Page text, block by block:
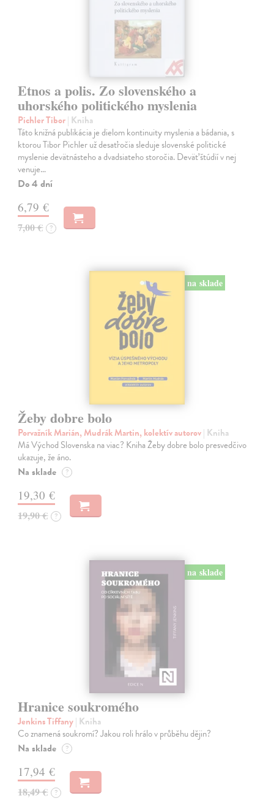
Etnos a polis. Zo slovenského a
uhorského politického myslenia
Pichler Tibor| Kniha
Táto knižná publikácia je dielom kontinuity myslenia a bádania, s
ktorou Tibor Pichler už desaťročia sleduje slovenské politické
myslenie devätnásteho a dvadsiateho storočia. Deväť štúdií v nej
venuje…
Do 4 dní
6,79 €
7,00 € ?
na sklade
Žeby dobre bolo
Porvažník Marián, Mudrák Martin, kolektív autorov| Kniha
Má Východ Slovenska na viac? Kniha Žeby dobre bolo presvedčivo
ukazuje, že áno.
Na sklade ?
19,30 €
19,90 € ?
na sklade
Hranice soukromého
Jenkins Tiffany| Kniha
Co znamená soukromí? Jakou roli hrálo v průběhu dějin?
Na sklade ?
17,94 €
18,49 € ?